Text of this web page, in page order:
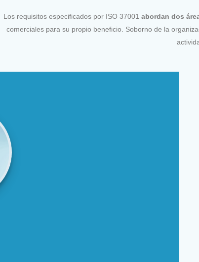
Los requisitos especificados por ISO 37001 abordan dos
comerciales para su propio beneficio. Soborno de la